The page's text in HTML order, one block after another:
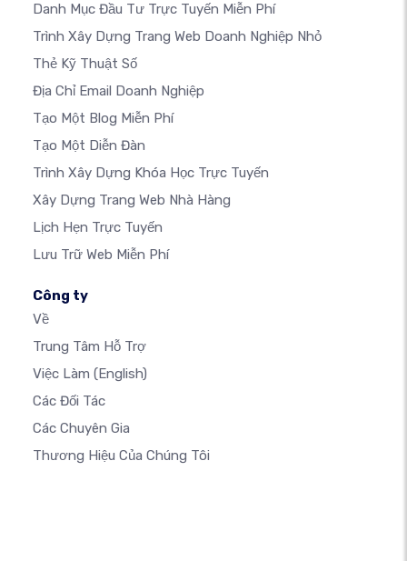
Danh Mục Đầu Tư Trực Tuyến Miễn Phí
Trình Xây Dựng Trang Web Doanh Nghiệp Nhỏ
Thẻ Kỹ Thuật Số
Địa Chỉ Email Doanh Nghiệp
Tạo Một Blog Miễn Phí
Tạo Một Diễn Đàn
Trình Xây Dựng Khóa Học Trực Tuyến
Xây Dựng Trang Web Nhà Hàng
Lịch Hẹn Trực Tuyến
Lưu Trữ Web Miễn Phí
Công ty
Về
Trung Tâm Hỗ Trợ
Việc Làm (English)
Các Đối Tác
Các Chuyên Gia
Thương Hiệu Của Chúng Tôi